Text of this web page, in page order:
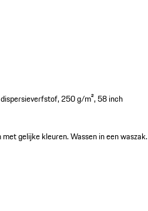
250 g/m², 58 inch
gelijke kleuren. Wassen in een waszak.